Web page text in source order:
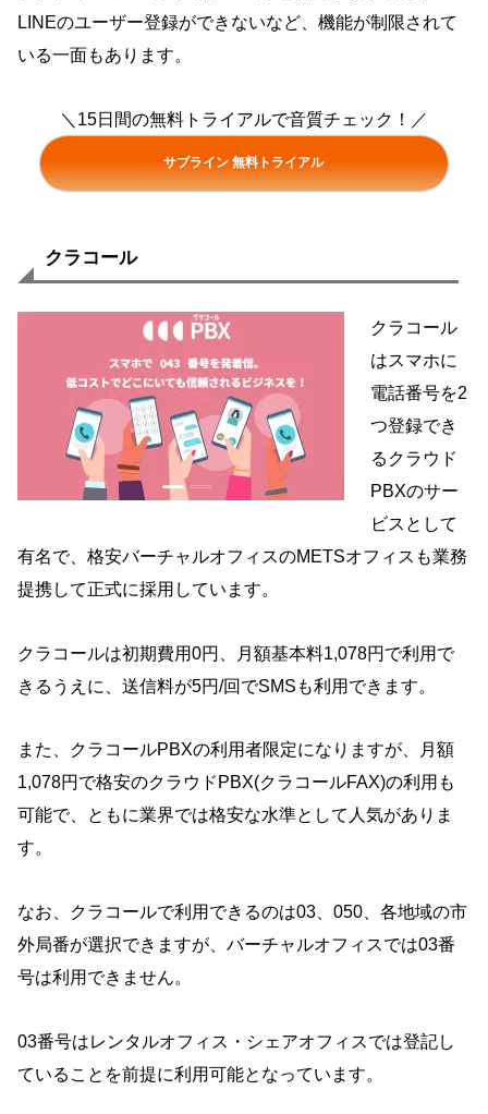
LINEのユーザー登録ができないなど、機能が制限されて
いる一面もあります。
＼15日間の無料トライアルで音質チェック！／
サブライン 無料トライアル
クラコール
クラコール
はスマホに
電話番号を2
つ登録でき
るクラウド
PBXのサー
ビスとして
有名で、格安バーチャルオフィスのMETSオフィスも業務
提携して正式に採用しています。
クラコールは初期費用0円、月額基本料1,078円で利用で
きるうえに、送信料が5円/回でSMSも利用できます。
また、クラコールPBXの利用者限定になりますが、月額
1,078円で格安のクラウドPBX(クラコールFAX)の利用も
可能で、ともに業界では格安な水準として人気がありま
す。
なお、クラコールで利用できるのは03、050、各地域の市
外局番が選択できますが、バーチャルオフィスでは03番
号は利用できません。
03番号はレンタルオフィス・シェアオフィスでは登記し
ていることを前提に利用可能となっています。